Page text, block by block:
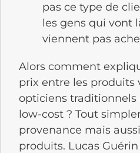
pas ce type de
les gens qui vont
viennent pas
Alors comment
prix entre les produits
opticiens traditionnels
low-cost ? Tout
provenance mais
produits. Lucas Guérin